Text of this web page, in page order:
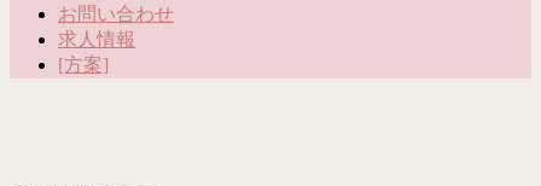
お問い合わせ
求人情報
[方案]